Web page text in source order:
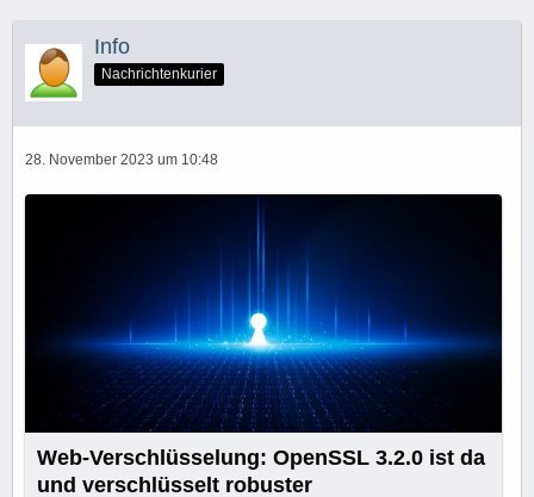
Info
Nachrichtenkurier
28. November 2023 um 10:48
Web-Verschlüsselung: OpenSSL 3.2.0 ist da
und verschlüsselt robuster